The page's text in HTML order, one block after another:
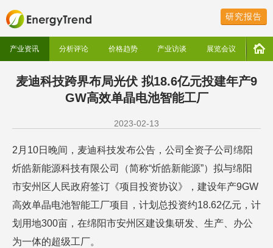
研究报告
产业资讯 分析评论 价格趋势 产业访谈 展览会议
麦迪科技跨界布局光伏 拟18.6亿元投建年产9
GW高效单晶电池智能工厂
2023-02-13
2月10日晚间，麦迪科技发布公告，公司全资子公司绵阳
炘皓新能源科技有限公司（简称“炘皓新能源”）拟与绵阳
市安州区人民政府签订《项目投资协议》，建设年产9GW
高效单晶电池智能工厂项目，计划总投资约18.62亿元，计
划用地300亩，在绵阳市安州区建设集研发、生产、办公
为一体的超级工厂。